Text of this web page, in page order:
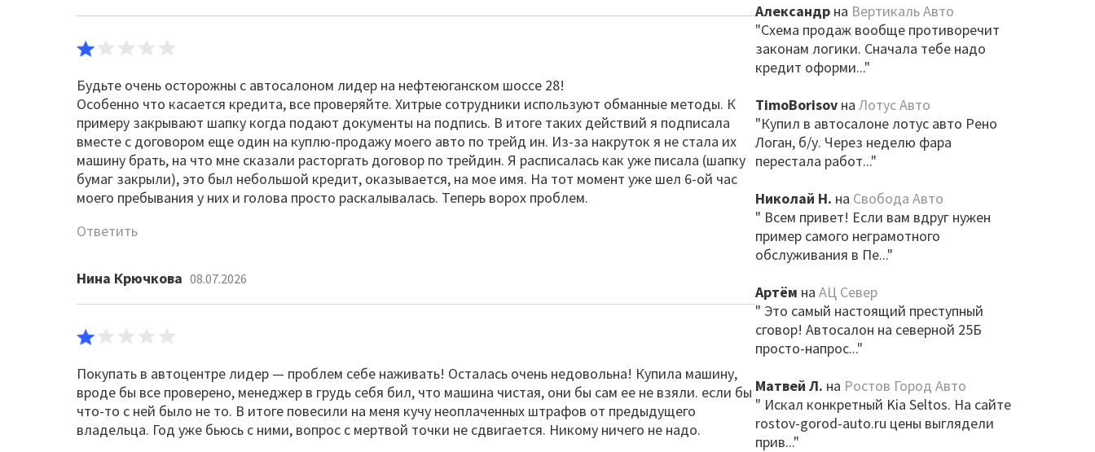
Будьте очень осторожны с автосалоном лидер на нефтеюганском шоссе 28!
Особенно что касается кредита, все проверяйте. Хитрые сотрудники используют обманные методы. К
примеру закрывают шапку когда подают документы на подпись. В итоге таких действий я подписала
вместе с договором еще один на куплю-продажу моего авто по трейд ин. Из-за накруток я не стала их
машину брать, на что мне сказали расторгать договор по трейдин. Я расписалась как уже писала (шапку
бумаг закрыли), это был небольшой кредит, оказывается, на мое имя. На тот момент уже шел 6-ой час
моего пребывания у них и голова просто раскалывалась. Теперь ворох проблем.
Ответить
Нина Крючкова 08.07.2026
Покупать в автоцентре лидер — проблем себе наживать! Осталась очень недовольна! Купила машину,
вроде бы все проверено, менеджер в грудь себя бил, что машина чистая, они бы сам ее не взяли. если бы
что-то с ней было не то. В итоге повесили на меня кучу неоплаченных штрафов от предыдущего
владельца. Год уже бьюсь с ними, вопрос с мертвой точки не сдвигается. Никому ничего не надо.
Александрна Вертикаль Авто
"Схема продаж вообще противоречит
законам логики. Сначала тебе надо
кредит оформи..."
TimoBorisovна Лотус Авто
"Купил в автосалоне лотус авто Рено
Логан, б/у. Через неделю фара
перестала работ..."
Николай Н. на Свобода Авто
" Всем привет! Если вам вдруг нужен
пример самого неграмотного
обслуживания в Пе..."
Артём на АЦ Север
" Это самый настоящий преступный
сговор! Автосалон на северной 25Б
просто-напрос..."
Матвей Л. на Ростов Город Авто
" Искал конкретный Kia Seltos. На сайте
rostov-gorod-auto.ru цены выглядели
прив..."